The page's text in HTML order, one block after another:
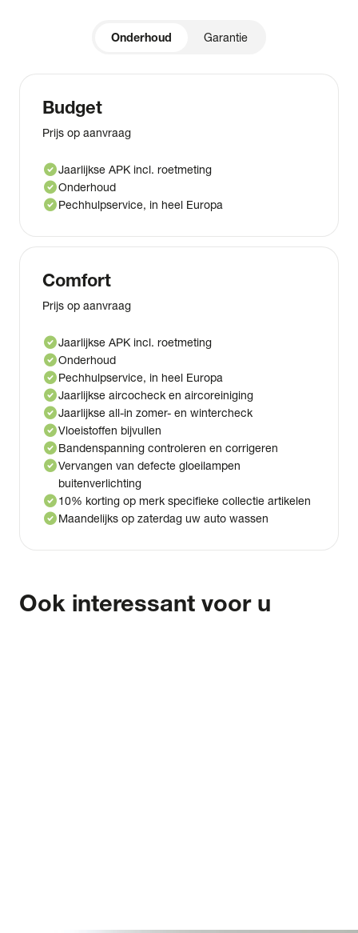
Onderhoud Garantie
Budget
Prijs op aanvraag
check_circleJaarlijkse APK incl. roetmeting
check_circleOnderhoud
check_circlePechhulpservice, in heel Europa
Comfort
Prijs op aanvraag
check_circleJaarlijkse APK incl. roetmeting
check_circleOnderhoud
check_circlePechhulpservice, in heel Europa
check_circleJaarlijkse aircocheck en aircoreiniging
check_circleJaarlijkse all-in zomer- en wintercheck
check_circleVloeistoffen bijvullen
check_circleBandenspanning controleren en corrigeren
check_circleVervangen van defecte gloeilampen
buitenverlichting
check_circle10% korting op merk specifieke collectie artikelen
check_circleMaandelijks op zaterdag uw auto wassen
Ook interessant voor u